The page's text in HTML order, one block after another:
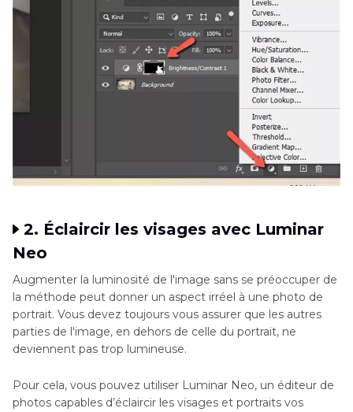
2. Éclaircir les visages avec Luminar
Neo
Augmenter la luminosité de l'image sans se préoccuper de
la méthode peut donner un aspect irréel à une photo de
portrait. Vous devez toujours vous assurer que les autres
parties de l'image, en dehors de celle du portrait, ne
deviennent pas trop lumineuse.
Pour cela, vous pouvez utiliser Luminar Neo, un éditeur de
photos capables d’éclaircir les visages et portraits vos